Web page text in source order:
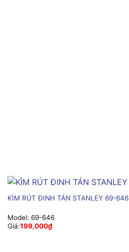
KÌM RÚT ĐINH TÁN STANLEY 69-646
Model: 69-646
Giá:199,000₫